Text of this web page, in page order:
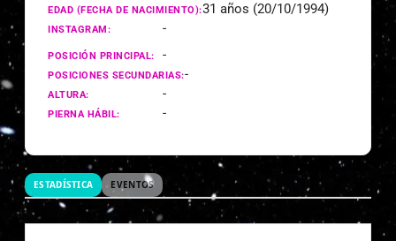
EDAD (FECHA DE NACIMIENTO):31 años (20/10/1994)
INSTAGRAM: -
POSICIÓN PRINCIPAL: -
POSICIONES SECUNDARIAS:-
ALTURA: -
PIERNA HÁBIL: -
ESTADÍSTICA EVENTOS